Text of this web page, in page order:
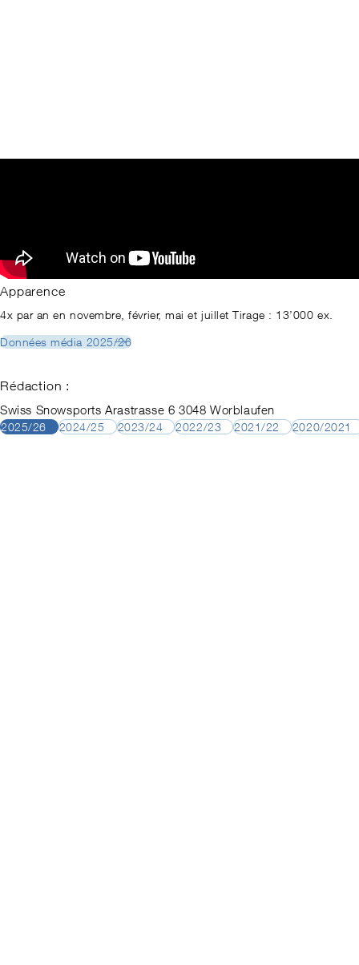
Apparence
4x par an en novembre, février, mai et juillet Tirage : 13’000 ex.
Données média 2025/26
Rédaction :
Swiss Snowsports Arastrasse 6 3048 Worblaufen
2025/26 2024/25 2023/24 2022/23 2021/22 2020/2021